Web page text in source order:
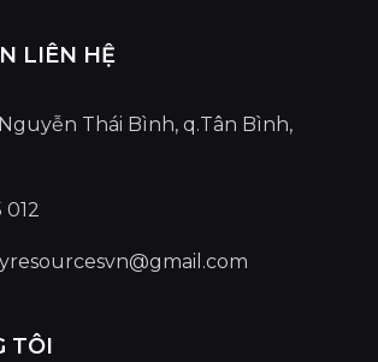
LIÊN HỆ
Thái Bình, q.Tân Bình,
012
TÔI